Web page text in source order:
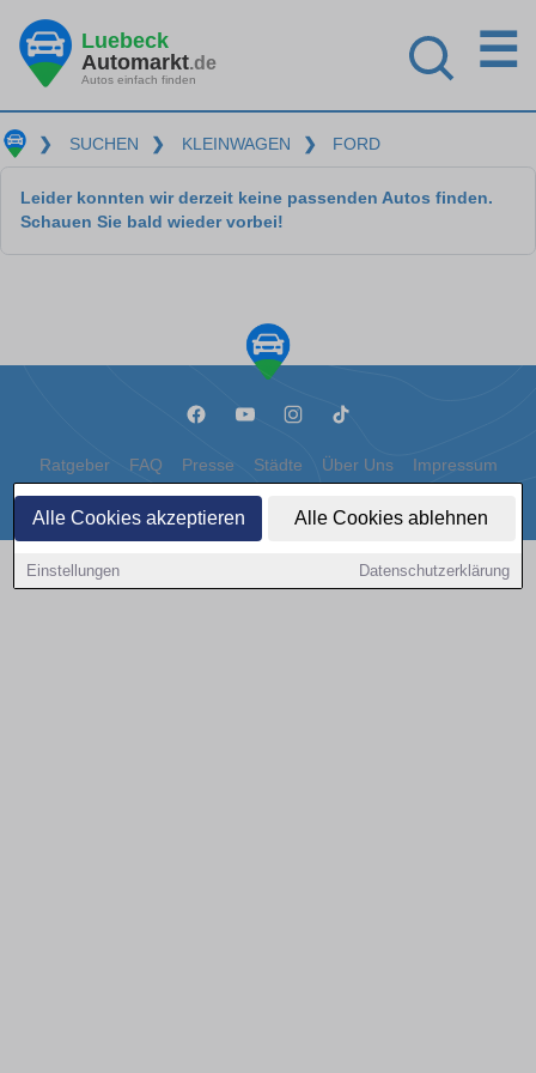
Alle Cookies akzeptieren Alle Cookies ablehnen
Einstellungen Datenschutzerklärung
Luebeck
Automarkt.de
Autos einfach finden
☰
❯ SUCHEN ❯ KLEINWAGEN ❯ FORD
Leider konnten wir derzeit keine passenden Autos finden.
Schauen Sie bald wieder vorbei!
Ratgeber FAQ Presse Städte Über Uns Impressum
Datenschutz Cookies
Copyright © 2000 - 2026 | 1A Infosysteme GmbH | Content by: 1a-sites-autos